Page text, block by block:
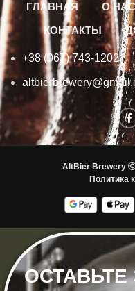
ГЛАВНАЯ О НАС
КОНТАКТЫ
+38 (067) 743-1202
AltBier Brewery
Политика
ОСТАВЬТЕ